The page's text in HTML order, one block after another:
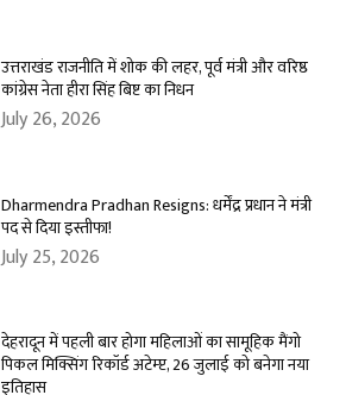
उत्तराखंड राजनीति में शोक की लहर, पूर्व मंत्री और वरिष्ठ
कांग्रेस नेता हीरा सिंह बिष्ट का निधन
July 26, 2026
Dharmendra Pradhan Resigns: धर्मेंद्र प्रधान ने मंत्री
पद से दिया इस्तीफा!
July 25, 2026
देहरादून में पहली बार होगा महिलाओं का सामूहिक मैंगो
पिकल मिक्सिंग रिकॉर्ड अटेम्प्ट, 26 जुलाई को बनेगा नया
इतिहास